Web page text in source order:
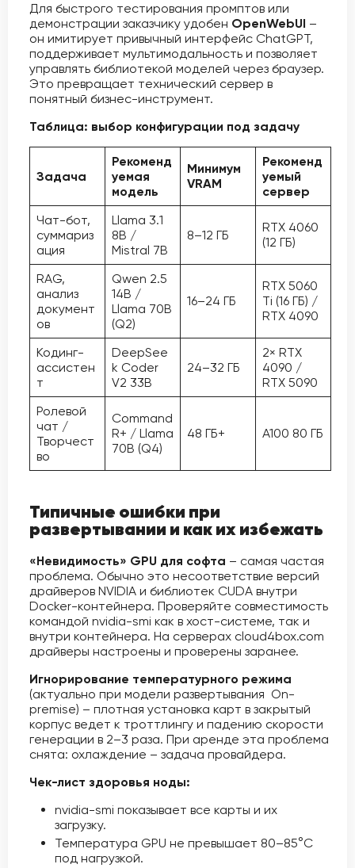
Для быстрого тестирования промптов или
демонстрации заказчику удобен OpenWebUI –
он имитирует привычный интерфейс ChatGPT,
поддерживает мультимодальность и позволяет
управлять библиотекой моделей через браузер.
Это превращает технический сервер в
понятный бизнес-инструмент.
Таблица: выбор конфигурации под задачу
Задача
Рекоменд
уемая
модель
Минимум
VRAM
Рекоменд
уемый
сервер
Чат-бот,
суммариз
ация
Llama 3.1
8B /
Mistral 7B
8–12 ГБ
RTX 4060
(12 ГБ)
RAG,
анализ
документ
ов
Qwen 2.5
14B /
Llama 70B
(Q2)
16–24 ГБ
RTX 5060
Ti (16 ГБ) /
RTX 4090
Кодинг-
ассистен
т
DeepSee
k Coder
V2 33B
24–32 ГБ
2× RTX
4090 /
RTX 5090
Ролевой
чат /
Творчест
во
Command
R+ / Llama
70B (Q4)
48 ГБ+ A100 80 ГБ
Типичные ошибки при
развертывании и как их избежать
«Невидимость» GPU для софта – самая частая
проблема. Обычно это несоответствие версий
драйверов NVIDIA и библиотек CUDA внутри
Docker-контейнера. Проверяйте совместимость
командой nvidia-smi как в хост-системе, так и
внутри контейнера. На серверах cloud4box.com
драйверы настроены и проверены заранее.
Игнорирование температурного режима
(актуально при модели развертывания On-
premise) – плотная установка карт в закрытый
корпус ведет к троттлингу и падению скорости
генерации в 2–3 раза. При аренде эта проблема
снята: охлаждение – задача провайдера.
Чек-лист здоровья ноды:
nvidia-smi показывает все карты и их
загрузку.
Температура GPU не превышает 80–85°C
под нагрузкой.